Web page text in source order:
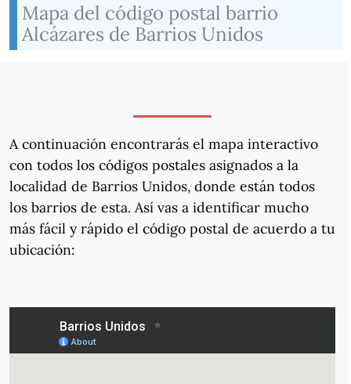
Mapa del código postal barrio
Alcázares de Barrios Unidos
A continuación encontrarás el mapa interactivo
con todos los códigos postales asignados a la
localidad de Barrios Unidos, donde están todos
los barrios de esta. Así vas a identificar mucho
más fácil y rápido el código postal de acuerdo a tu
ubicación: